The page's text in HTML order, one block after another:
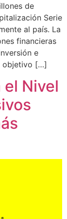
de
Serie
al país. La
financieras
e
objetivo […]
Nivel